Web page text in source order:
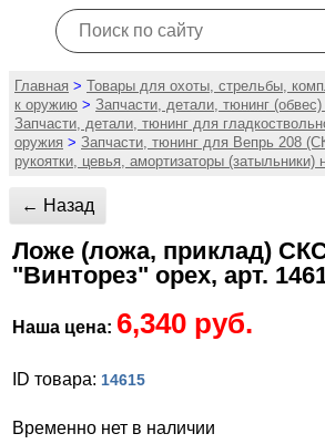
Главная > Товары для охоты, стрельбы,
к оружию > Запчасти, детали, тюнинг
Запчасти, детали, тюнинг для
оружия > Запчасти, тюнинг для Вепрь 208
рукоятки, цевья, амортизаторы
← Назад
Ложе (ложа, приклад)
"Винторез" орех, арт.
Наша цена: 6,340 руб.
ID товара: 14615
Временно нет в наличии